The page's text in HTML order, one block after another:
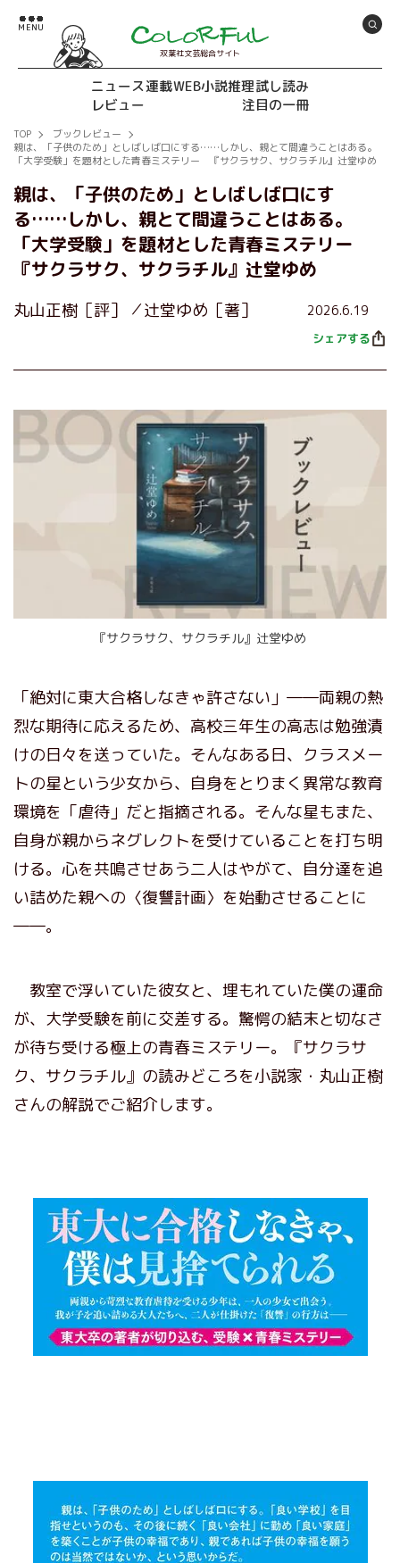
双葉社文芸総合サイト
ニュース連載WEB小説推理試し読み
レビュー
注目の一冊
TOP
ブックレビュー
親は、「子供のため」としばしば口にする……しかし、親とて間違うことはある。
「大学受験」を題材とした青春ミステリー 『サクラサク、サクラチル』辻堂ゆめ
親は、「子供のため」としばしば口にす
る……しかし、親とて間違うことはある。
「大学受験」を題材とした青春ミステリー
『サクラサク、サクラチル』辻堂ゆめ
丸山正樹［評］ 辻堂ゆめ［著］ 2026.6.19
シェアする
『サクラサク、サクラチル』辻堂ゆめ
「絶対に東大合格しなきゃ許さない」――両親の熱
烈な期待に応えるため、高校三年生の高志は勉強漬
けの日々を送っていた。そんなある日、クラスメー
トの星という少女から、自身をとりまく異常な教育
環境を「虐待」だと指摘される。そんな星もまた、
自身が親からネグレクトを受けていることを打ち明
ける。心を共鳴させあう二人はやがて、自分達を追
い詰めた親への〈復讐計画〉を始動させることに
――。
教室で浮いていた彼女と、埋もれていた僕の運命
が、大学受験を前に交差する。驚愕の結末と切なさ
が待ち受ける極上の青春ミステリー。『サクラサ
ク、サクラチル』の読みどころを小説家・丸山正樹
さんの解説でご紹介します。